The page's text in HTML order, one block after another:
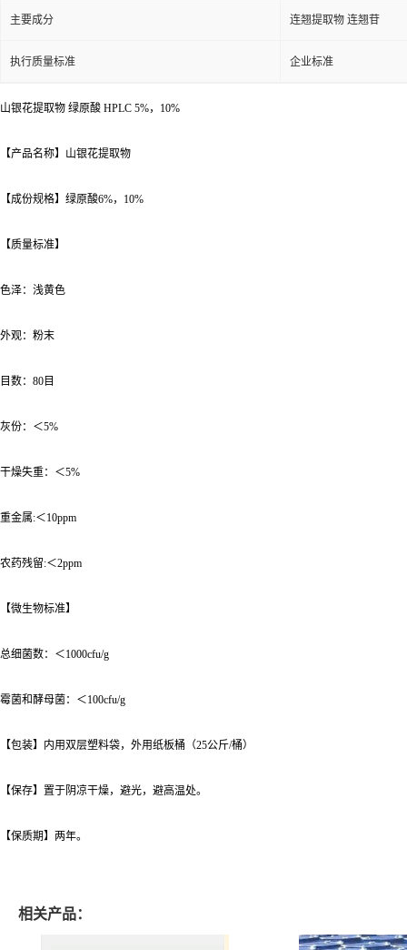
主要成分 连翘提取物 连翘苷
执行质量标准 企业标准
山银花提取物 绿原酸 HPLC 5%，10%
【产品名称】山银花提取物
【成份规格】绿原酸6%，10%
【质量标准】
色泽：浅黄色
外观：粉末
目数：80目
灰份：＜5%
干燥失重：＜5%
重金属:＜10ppm
农药残留:＜2ppm
【微生物标准】
总细菌数：＜1000cfu/g
霉菌和酵母菌：＜100cfu/g
【包装】内用双层塑料袋，外用纸板桶（25公斤/桶）
【保存】置于阴凉干燥，避光，避高温处。
【保质期】两年。
相关产品：